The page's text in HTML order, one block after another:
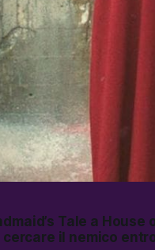
Tale a House
il nemico